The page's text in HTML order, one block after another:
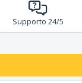
Supporto 24/5